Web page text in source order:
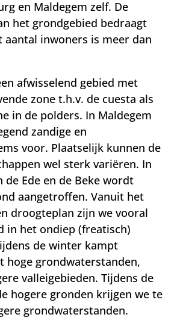
en Maldegem zelf. De
het grondgebied bedraagt
aantal inwoners is meer dan
afwisselend gebied met
zone t.h.v. de cuesta als
in de polders. In Maldegem
zandige en
voor. Plaatselijk kunnen de
wel sterk variëren. In
de Ede en de Beke wordt
aangetroffen. Vanuit het
droogteplan zijn we vooral
in het ondiep (freatisch)
de winter kampt
hoge grondwaterstanden,
valleigebieden. Tijdens de
hogere gronden krijgen we te
grondwaterstanden.